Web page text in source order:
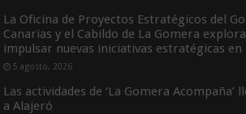
La Oficina de Proyectos Estratégicos del
Canarias y el Cabildo de La Gomera
impulsar nuevas iniciativas estratégicas en
5 agosto, 2026
Las actividades de ‘La Gomera Acompaña’
a Alajeró